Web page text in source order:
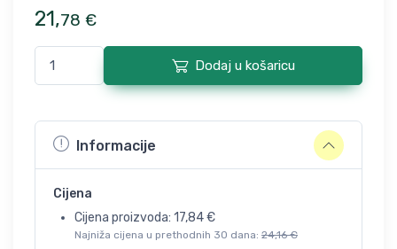
21,78 €
Dodaj u košaricu
Informacije
Cijena
Cijena proizvoda: 17,84€
Najniža cijena u prethodnih 30 dana: 24,16 €